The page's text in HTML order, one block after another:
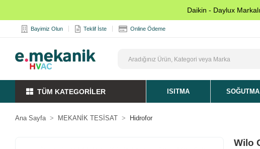
Daikin - Daylux
Bayimiz Olun Teklif İste Online Ödeme
TÜM KATEGORİLER ISITMA SOĞUTMA
Ana Sayfa MEKANİK TESİSAT Hidrofor
Wilo